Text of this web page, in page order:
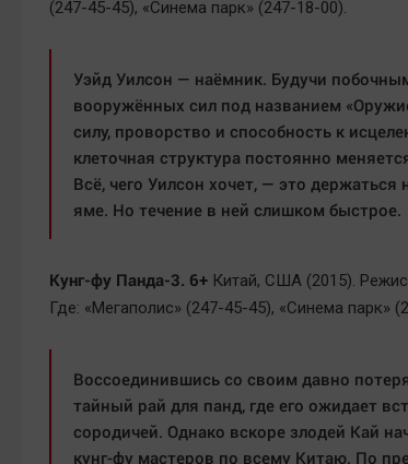
(247-45-45), «Синема парк» (247-18-00).
Уэйд Уилсон — наёмник. Будучи
вооружённых сил под названием
силу, проворство и способность к
клеточная структура постоянно
Всё, чего Уилсон хочет, — это
яме. Но течение в ней слишком быстрое.
Кунг-фу Панда-3. 6+Китай, США (2015).
Где: «Мегаполис» (247-45-45), «Синема парк»
Воссоединившись со своим давно
тайный рай для панд, где его ожидает
сородичей. Однако вскоре злодей Кай
кунг-фу мастеров по всему Китаю. По